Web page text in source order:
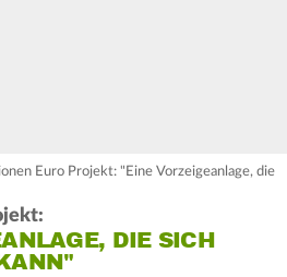
Euro Projekt: "Eine Vorzeigeanlage, die
DIE SICH